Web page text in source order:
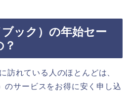
ック）の年始セー
訪れている人のほとんどは、
のサービスをお得に安く申し込